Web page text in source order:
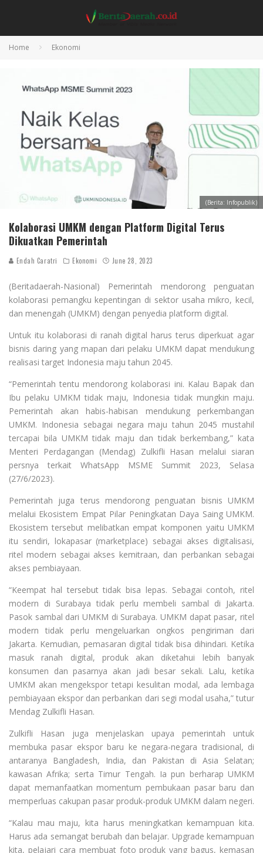
Home Ekonomi
(Berita: Infopublik)
Kolaborasi UMKM dengan Platform Digital Terus
Dikuatkan Pemerintah
Endah Caratri Ekonomi June 28, 2023
(Beritadaerah-Nasional) Pemerintah mendorong penguatan
kolaborasi pemangku kepentingan di sektor usaha mikro, kecil,
dan menengah (UMKM) dengan penyedia platform digital.
Untuk itu kolaborasi di ranah digital harus terus diperkuat agar
bisnis daring yang mapan dari pelaku UMKM dapat mendukung
realisasi target Indonesia maju tahun 2045.
“Pemerintah tentu mendorong kolaborasi ini. Kalau Bapak dan
Ibu pelaku UMKM tidak maju, Indonesia tidak mungkin maju.
Pemerintah akan habis-habisan mendukung perkembangan
UMKM. Indonesia sebagai negara maju tahun 2045 mustahil
tercapai bila UMKM tidak maju dan tidak berkembang,” kata
Menteri Perdagangan (Mendag) Zulkifli Hasan melalui siaran
persnya terkait WhatsApp MSME Summit 2023, Selasa
(27/6/2023).
Pemerintah juga terus mendorong penguatan bisnis UMKM
melalui Ekosistem Empat Pilar Peningkatan Daya Saing UMKM.
Ekosistem tersebut melibatkan empat komponen yaitu UMKM
itu sendiri, lokapasar (marketplace) sebagai akses digitalisasi,
ritel modern sebagai akses kemitraan, dan perbankan sebagai
akses pembiayaan.
“Keempat hal tersebut tidak bisa lepas. Sebagai contoh, ritel
modern di Surabaya tidak perlu membeli sambal di Jakarta.
Pasok sambal dari UMKM di Surabaya. UMKM dapat pasar, ritel
modern tidak perlu mengeluarkan ongkos pengiriman dari
Jakarta. Kemudian, pemasaran digital tidak bisa dihindari. Ketika
masuk ranah digital, produk akan diketahui lebih banyak
konsumen dan pasarnya akan jadi besar sekali. Lalu, ketika
UMKM akan mengekspor tetapi kesulitan modal, ada lembaga
pembiayaan ekspor dan perbankan dari segi modal usaha,” tutur
Mendag Zulkifli Hasan.
Zulkifli Hasan juga menjelaskan upaya pemerintah untuk
membuka pasar ekspor baru ke negara-negara tradisional, di
antaranya Bangladesh, India, dan Pakistan di Asia Selatan;
kawasan Afrika; serta Timur Tengah. Ia pun berharap UMKM
dapat memanfaatkan momentum pembukaan pasar baru dan
memperluas cakupan pasar produk-produk UMKM dalam negeri.
“Kalau mau maju, kita harus meningkatkan kemampuan kita.
Harus ada semangat berubah dan belajar. Upgrade kemampuan
kita, pelajari cara membuat foto produk yang bagus, kemasan